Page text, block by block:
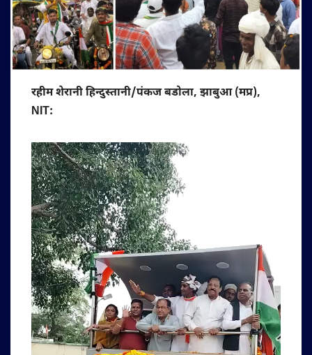
रहीम शेरानी हिन्दुस्तानी/पंकज बडोला, झाबुआ (मप्र),
NIT: